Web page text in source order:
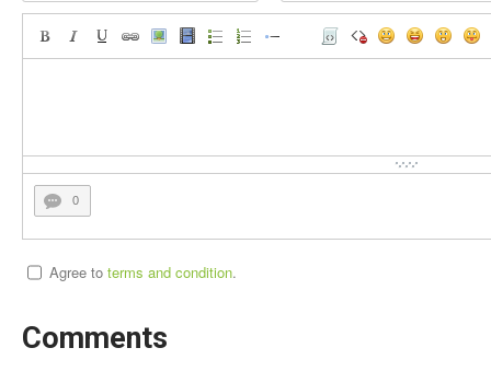
0
Agree to terms and condition.
Comments